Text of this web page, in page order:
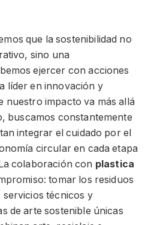
que la sostenibilidad no
sino una
ejercer con acciones
líder en innovación y
nuestro impacto va más allá
buscamos constantemente
integrar el cuidado por el
circular en cada etapa
colaboración con plastica
tomar los residuos
técnicos y
de arte sostenible únicas